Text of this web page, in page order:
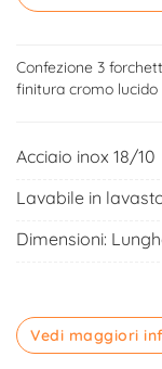
Confezione 3
finitura cromo lucido
Acciaio inox 18/10
Lavabile in
Dimensioni:
Vedi maggiori